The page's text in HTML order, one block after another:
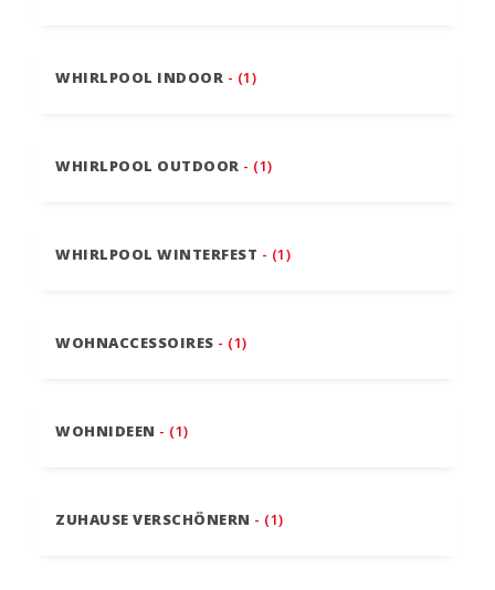
WHIRLPOOL INDOOR - (1)
WHIRLPOOL OUTDOOR - (1)
WHIRLPOOL WINTERFEST - (1)
WOHNACCESSOIRES - (1)
WOHNIDEEN - (1)
ZUHAUSE VERSCHÖNERN - (1)